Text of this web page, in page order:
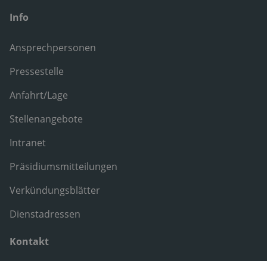
Info
Ansprechpersonen
Pressestelle
Anfahrt/Lage
Stellenangebote
Intranet
Präsidiumsmitteilungen
Verkündungsblätter
Dienstadressen
Kontakt